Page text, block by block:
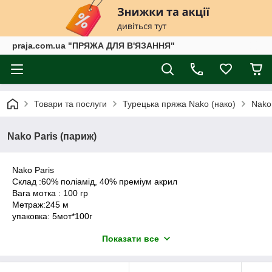
praja.com.ua "ПРЯЖА ДЛЯ В'ЯЗАННЯ"
Товари та послуги Турецька пряжа Nako (нако)
Nako Paris (париж)
Nako Paris
Склад :60% поліамід, 40% преміум акрил
Вага мотка : 100 гр
Метраж:245 м
упаковка: 5мот*100г
м'яка ворсиста, дуже приємна по тактильним відчуттям.
Показати все